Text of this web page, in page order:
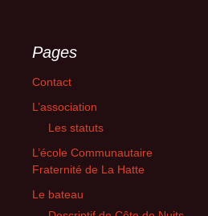
Pages
Contact
L’association
Les statuts
L’école Communautaire
Fraternité de La Hatte
Le bateau